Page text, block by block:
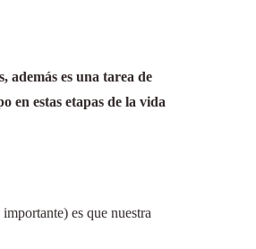
además es una tarea de
en estas etapas de la vida
es que nuestra